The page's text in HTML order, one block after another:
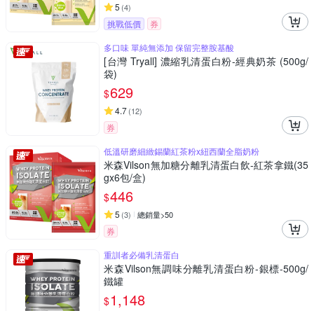
5 (4)
挑戰低價
券
多口味 單純無添加 保留完整胺基酸
[台灣 Tryall] 濃縮乳清蛋白粉-經典奶茶 (500g/
袋)
$629
4.7(12)
券
低溫研磨細緻錫蘭紅茶粉x紐西蘭全脂奶粉
米森Vilson無加糖分離乳清蛋白飲-紅茶拿鐵(35
gx6包/盒)
$446
5 (3) 總銷量>50
券
重訓者必備乳清蛋白
米森Vilson無調味分離乳清蛋白粉-銀標-500g/
鐵罐
$1,148